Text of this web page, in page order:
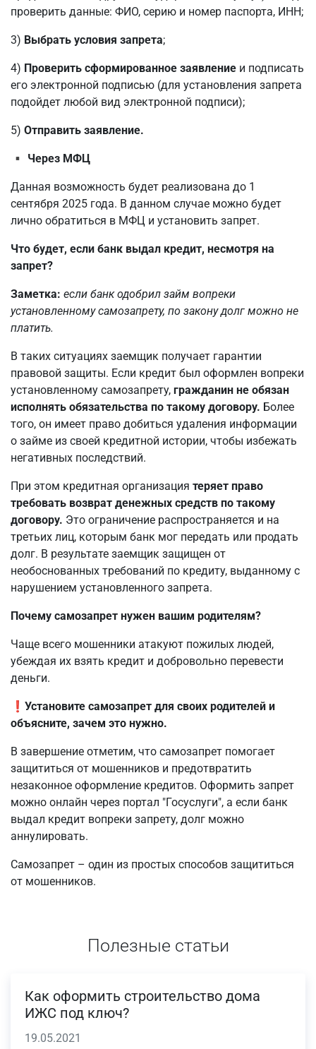
проверить данные: ФИО, серию и номер паспорта, ИНН;
3) Выбрать условия запрета;
4) Проверить сформированное заявление и подписать
его электронной подписью (для установления запрета
подойдет любой вид электронной подписи);
5) Отправить заявление.
▪️ Через МФЦ
Данная возможность будет реализована до 1
сентября 2025 года. В данном случае можно будет
лично обратиться в МФЦ и установить запрет.
Что будет, если банк выдал кредит, несмотря на
запрет?
Заметка: если банк одобрил займ вопреки
установленному самозапрету, по закону долг можно не
платить.
В таких ситуациях заемщик получает гарантии
правовой защиты. Если кредит был оформлен вопреки
установленному самозапрету, гражданин не обязан
исполнять обязательства по такому договору. Более
того, он имеет право добиться удаления информации
о займе из своей кредитной истории, чтобы избежать
негативных последствий.
При этом кредитная организация теряет право
требовать возврат денежных средств по такому
договору. Это ограничение распространяется и на
третьих лиц, которым банк мог передать или продать
долг. В результате заемщик защищен от
необоснованных требований по кредиту, выданному с
нарушением установленного запрета.
Почему самозапрет нужен вашим родителям?
Чаще всего мошенники атакуют пожилых людей,
убеждая их взять кредит и добровольно перевести
деньги.
❗️ Установите самозапрет для своих родителей и
объясните, зачем это нужно.
В завершение отметим, что самозапрет помогает
защититься от мошенников и предотвратить
незаконное оформление кредитов. Оформить запрет
можно онлайн через портал "Госуслуги", а если банк
выдал кредит вопреки запрету, долг можно
аннулировать.
Самозапрет – один из простых способов защититься
от мошенников.
Полезные статьи
Как оформить строительство дома
ИЖС под ключ?
19.05.2021